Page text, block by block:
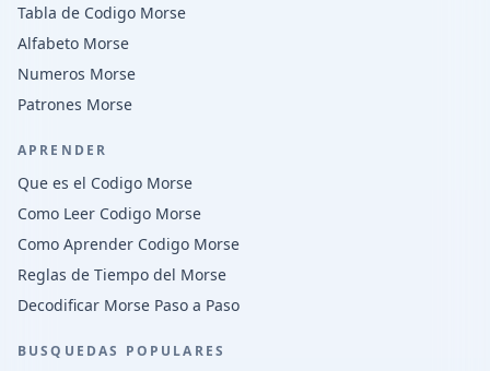
Tabla de Codigo Morse
Alfabeto Morse
Numeros Morse
Patrones Morse
APRENDER
Que es el Codigo Morse
Como Leer Codigo Morse
Como Aprender Codigo Morse
Reglas de Tiempo del Morse
Decodificar Morse Paso a Paso
BUSQUEDAS POPULARES